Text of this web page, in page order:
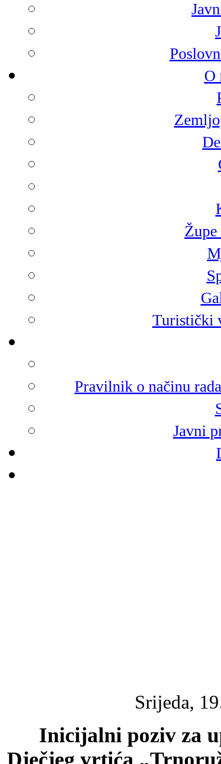
O
Turistički
Pravilnik o načinu
Javni
Srijeda,
Inicijalni poziv za
Dječjeg vrtića